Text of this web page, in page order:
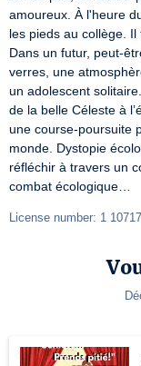
amoureux. À l'heure
les pieds au collège. Il
Dans un futur, peut-
verres, une
un adolescent
de la belle Céleste à
une course-poursuite
monde. Dystopie
réfléchir à travers un
combat écologique…
License number: 1